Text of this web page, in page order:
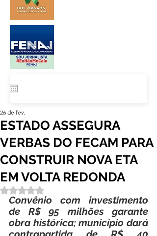
ESTADO ASSEGURA
VERBAS DO FECAM PARA
CONSTRUIR NOVA ETA
EM VOLTA REDONDA
26 de fev.
Avaliado com NaN de 5 estrelas.
Convênio com investimento
de R$ 95 milhões garante
obra histórica; município dará